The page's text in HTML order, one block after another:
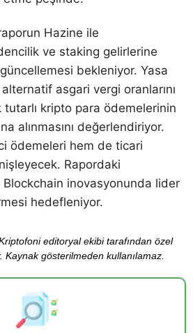
Hazine ile
ve staking gelirlerine
bekleniyor. Yasa
asgari vergi oranlarını
kripto para ödemelerinin
alınmasını değerlendiriyor.
ödemeleri hem de ticari
Rapordaki
Blockchain inovasyonunda lider
hedefleniyor.
editoryal ekibi tarafından özel
Kaynak gösterilmeden kullanılamaz.